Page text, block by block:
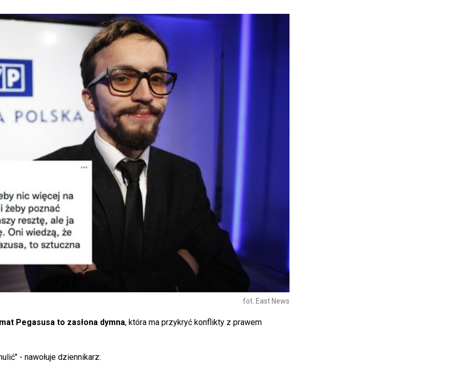
fot. East News
Pegasusa to zasłona dymna, która ma przykryć konflikty z prawem
- nawołuje dziennikarz: